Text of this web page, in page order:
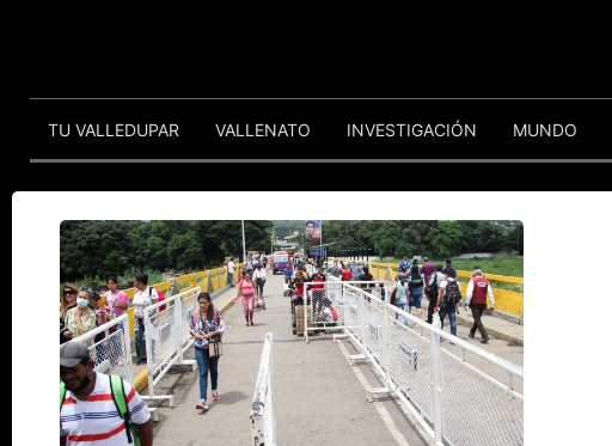
TU VALLEDUPAR VALLENATO INVESTIGACIÓN MUNDO